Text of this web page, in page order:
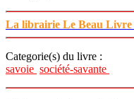
La librairie Le Beau Livre
Categorie(s) du livre :
savoie société-savante